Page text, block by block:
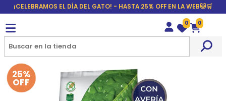
¡CELEBRAMOS EL DÍA DEL GATO! - HASTA 25% OFF EN LA WEB🐱🛒
Wishlist
0
Carrito
0
25%
OFF